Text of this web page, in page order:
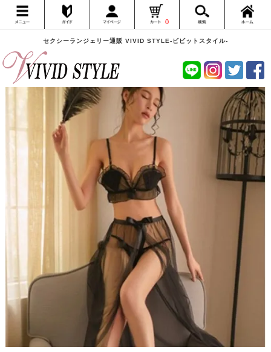
セクシーランジェリー通販 VIVID STYLE-ビビットスタイル-
0